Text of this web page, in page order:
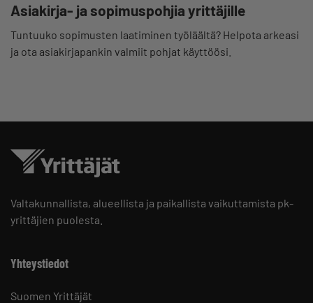
Asiakirja- ja sopimuspohjia yrittäjille
Tuntuuko sopimusten laatiminen työläältä? Helpota arkeasi
ja ota asiakirjapankin valmiit pohjat käyttöösi.
Valtakunnallista, alueellista ja paikallista vaikuttamista pk-
yrittäjien puolesta.
Yhteystiedot
Suomen Yrittäjät